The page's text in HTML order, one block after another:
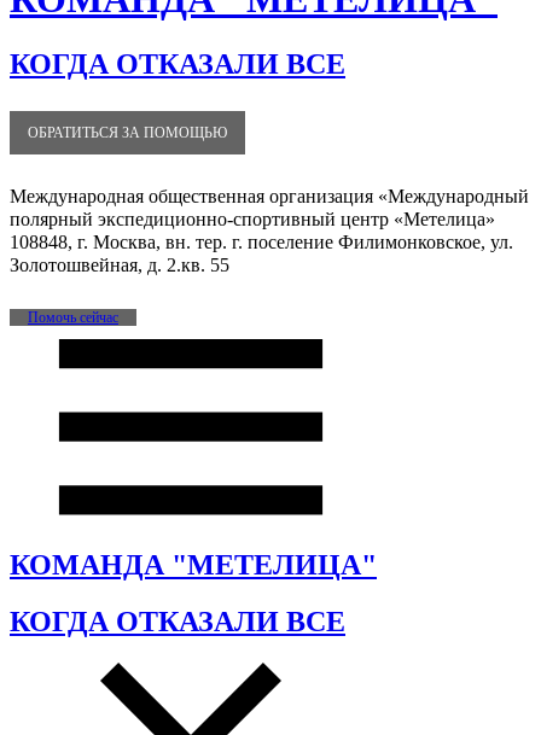
КОГДА ОТКАЗАЛИ ВСЕ
ОБРАТИТЬСЯ ЗА ПОМОЩЬЮ
Международная общественная организация «Международный
полярный экспедиционно-спортивный центр «Метелица»
108848, г. Москва, вн. тер. г. поселение Филимонковское, ул.
Золотошвейная, д. 2.кв. 55
Помочь сейчас
КОМАНДА "МЕТЕЛИЦА"
КОГДА ОТКАЗАЛИ ВСЕ